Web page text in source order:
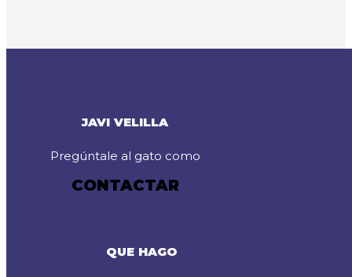
JAVI VELILLA
Pregúntale al gato como
CONTACTAR
QUE HAGO